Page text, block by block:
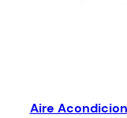
Aire